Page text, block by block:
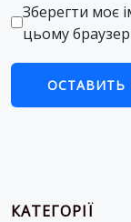
Зберегти моє
цьому
КАТЕГОРІЇ